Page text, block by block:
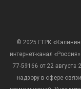
© 2025 ГТРК
интернет-канал
77-59166 от 22
надзору в сфере